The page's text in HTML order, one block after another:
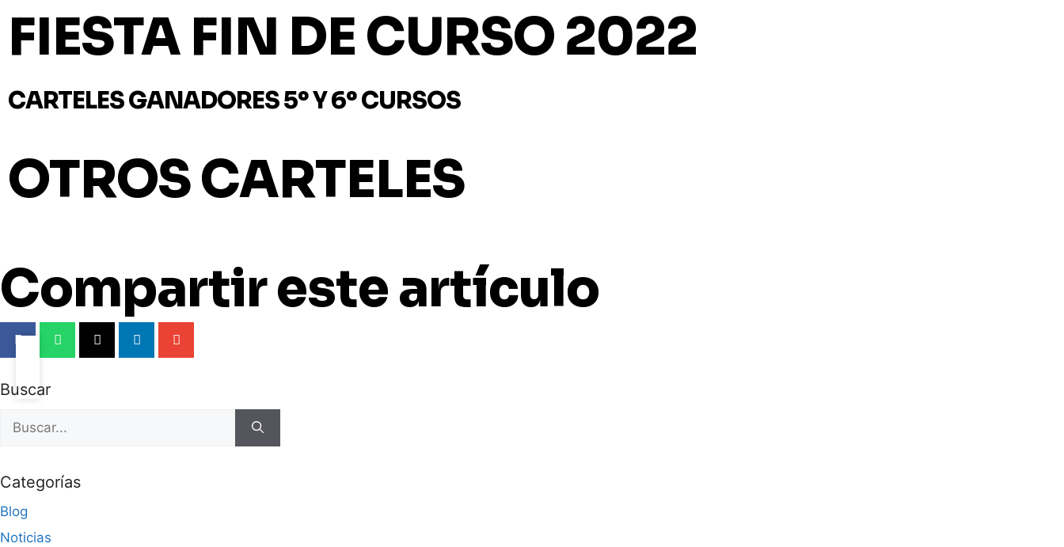
FIESTA FIN DE CURSO 2022
CARTELES GANADORES 5º Y 6º CURSOS
OTROS CARTELES
Compartir este artículo
Buscar
Categorías
Blog
Noticias